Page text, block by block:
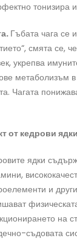
тонизира
Гъбата чага се
смята се,
укрепва
метаболизъм
Чагата
от кедрови
ядки
и
на
съдовата